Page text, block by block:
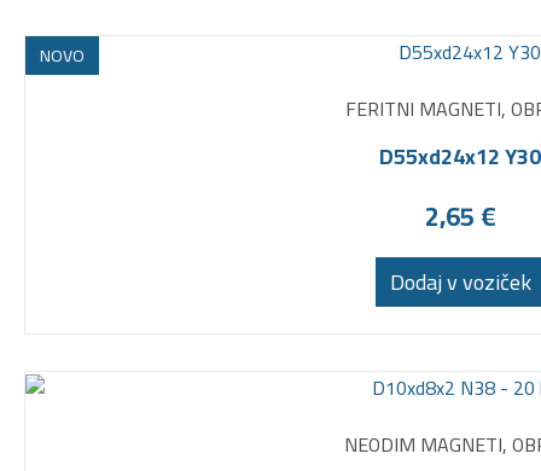
NOVO
FERITNI MAGNETI,
D55xd24x12 Y30
2,65€
Dodaj v voziček
NEODIM MAGNETI,